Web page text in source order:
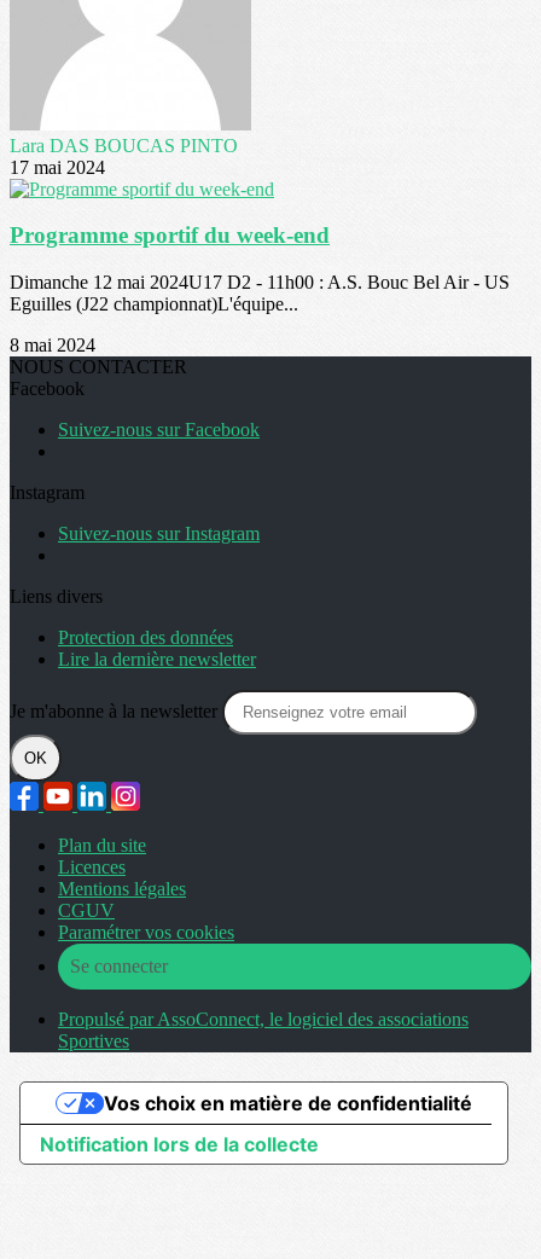
Lara DAS BOUCAS PINTO
17 mai 2024
Programme sportif du week-end
Dimanche 12 mai 2024U17 D2 - 11h00 : A.S. Bouc Bel Air - US
Eguilles (J22 championnat)L'équipe...
8 mai 2024
NOUS CONTACTER
Facebook
Suivez-nous sur Facebook
Instagram
Suivez-nous sur Instagram
Liens divers
Protection des données
Lire la dernière newsletter
Je m'abonne à la newsletter
OK
Plan du site
Licences
Mentions légales
CGUV
Paramétrer vos cookies
Se connecter
Propulsé par AssoConnect, le logiciel des associations
Sportives
Notification lors de la collecte
Vos choix en matière de confidentialité